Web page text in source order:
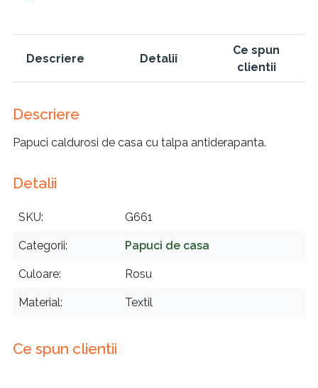
Descriere Detalii
Ce spun
clientii
Descriere
Papuci caldurosi de casa cu talpa antiderapanta.
Detalii
SKU G661
Categorii Papuci de casa
Culoare Rosu
Material Textil
Ce spun clientii